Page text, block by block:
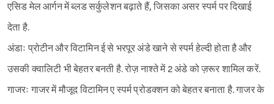
एसिड मेल आर्गन में ब्लड सर्कुलेशन बढ़ाते हैं, जिसका असर स्पर्म पर दिखाई
देता है.
अंडाः प्रोटीन और विटामिन ई से भरपूर अंडे खाने से स्पर्म हेल्दी होता है और
उसकी क्वालिटी भी बेहतर बनती है. रोज़ नाश्ते में 2 अंडे को ज़रूर शामिल करें.
गाजरः गाजर में मौजूद विटामिन ए स्पर्म प्रोडक्शन को बेहतर बनाता है. गाजर के